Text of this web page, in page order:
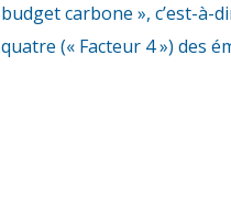
budget carbone », c’est-à-
quatre (« Facteur 4 ») des